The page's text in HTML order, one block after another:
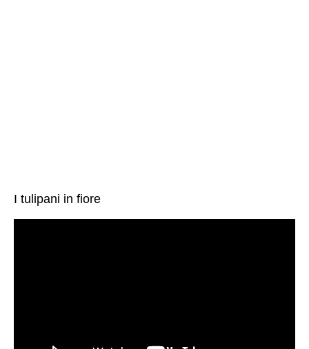
I tulipani in fiore